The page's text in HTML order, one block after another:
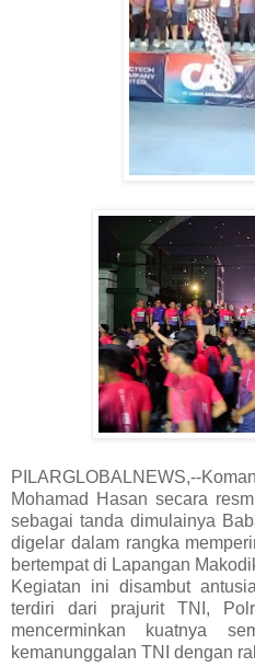
PILARGLOBALNEWS,--
Mohamad Hasan secara
sebagai tanda dimulainya
digelar dalam rangka
bertempat di Lapangan
Kegiatan ini disambut
terdiri dari prajurit TNI,
mencerminkan kuatnya
kemanunggalan TNI dengan